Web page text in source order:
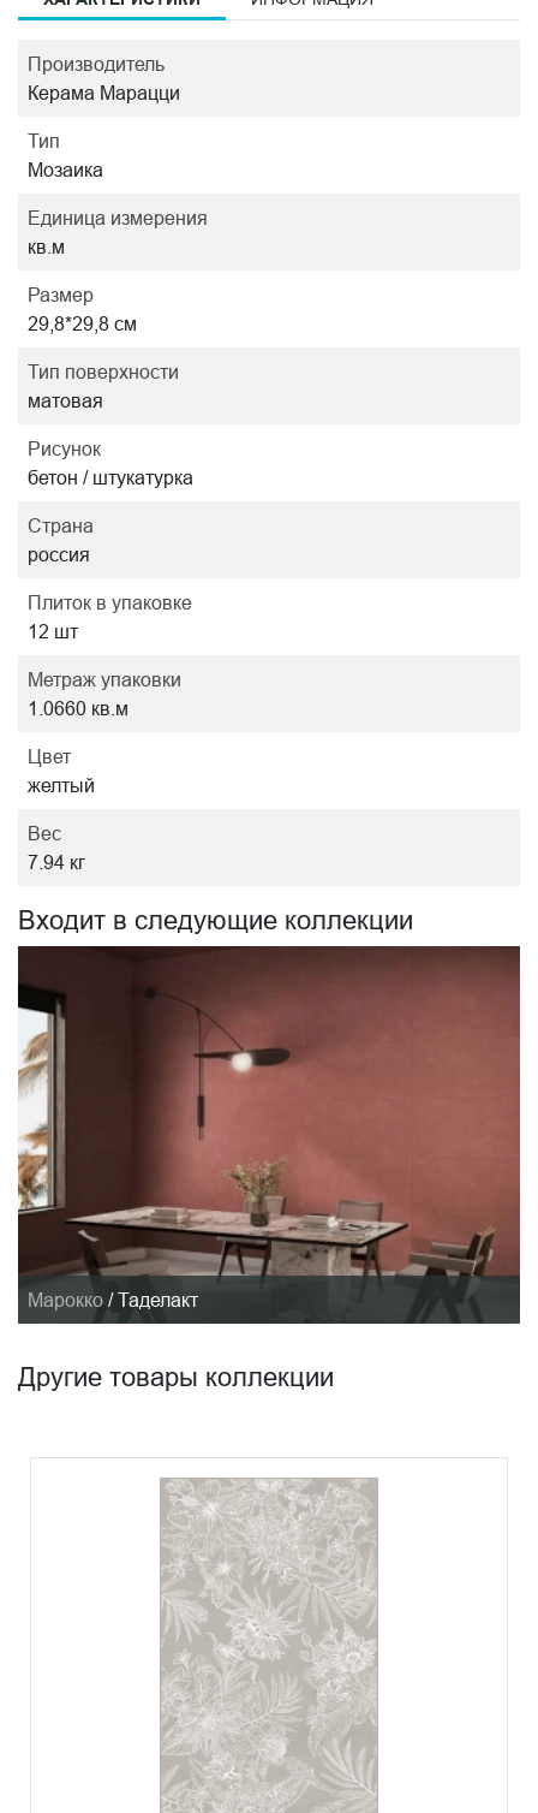
Производитель
Керама Марацци
Тип
Мозаика
Единица измерения
кв.м
Размер
29,8*29,8 см
Тип поверхности
матовая
Рисунок
бетон / штукатурка
Страна
россия
Плиток в упаковке
12 шт
Метраж упаковки
1.0660 кв.м
Цвет
желтый
Вес
7.94 кг
Входит в следующие коллекции
Марокко / Таделакт
Другие товары коллекции